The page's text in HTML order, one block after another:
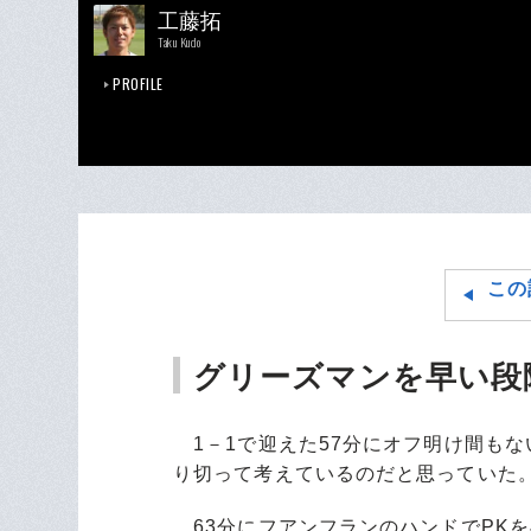
工藤拓
Taku Kudo
PROFILE
こ
グリーズマンを早い
1－1で迎えた57分にオフ明け間もな
り切って考えているのだと思っていた
63分にフアンフランのハンドでPK